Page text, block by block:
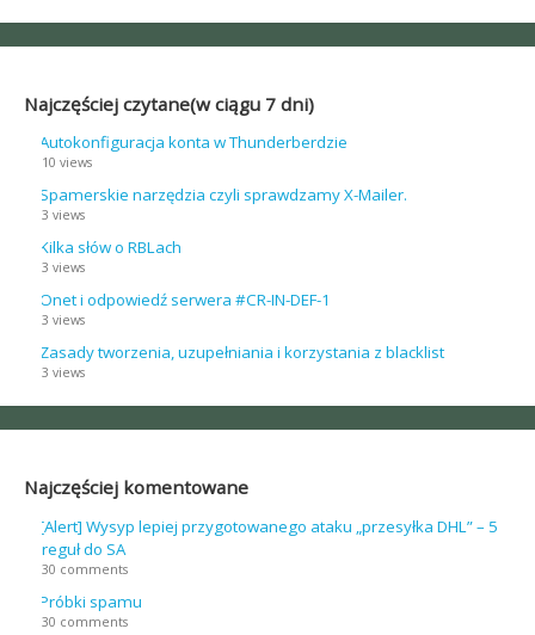
Najczęściej czytane(w ciągu 7 dni)
Autokonfiguracja konta w Thunderberdzie
10 views
Spamerskie narzędzia czyli sprawdzamy X-Mailer.
3 views
Kilka słów o RBLach
3 views
Onet i odpowiedź serwera #CR-IN-DEF-1
3 views
Zasady tworzenia, uzupełniania i korzystania z blacklist
3 views
Najczęściej komentowane
[Alert] Wysyp lepiej przygotowanego ataku „przesyłka DHL” – 5
reguł do SA
30 comments
Próbki spamu
30 comments